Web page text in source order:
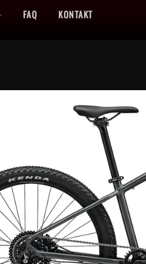
Sett
TIL HELE NORGE
FAQ KONTAKT